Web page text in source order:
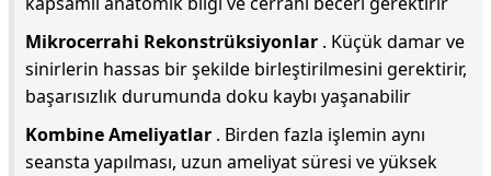
Mikrocerrahi Rekonstrüksiyonlar . Küçük damar ve
sinirlerin hassas bir şekilde birleştirilmesini gerektirir,
başarısızlık durumunda doku kaybı yaşanabilir
Kombine Ameliyatlar . Birden fazla işlemin aynı
seansta yapılması, uzun ameliyat süresi ve yüksek